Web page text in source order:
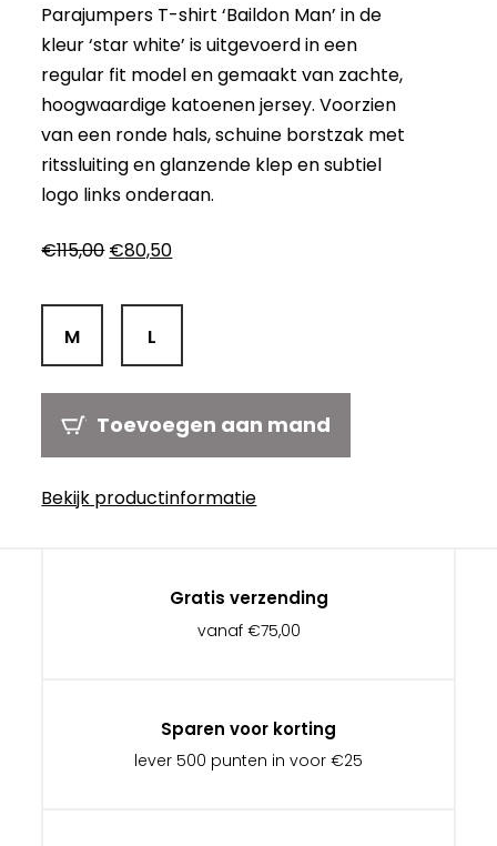
Parajumpers T-shirt ‘Baildon Man’ in de
kleur ‘star white’ is uitgevoerd in een
regular fit model en gemaakt van zachte,
hoogwaardige katoenen jersey. Voorzien
van een ronde hals, schuine borstzak met
ritssluiting en glanzende klep en subtiel
logo links onderaan.
€115,00 Oorspronkelijke
was:
€115,00.
€80,50Huidige
is:
M L
Toevoegen aan mand
Bekijk productinformatie
Gratis verzending
vanaf €75,00
Sparen voor korting
lever 500 punten in voor €25